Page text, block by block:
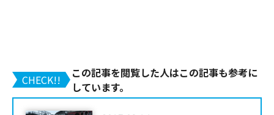
CHECK!!
この記事を閲覧した人はこの記事も参考に
しています。